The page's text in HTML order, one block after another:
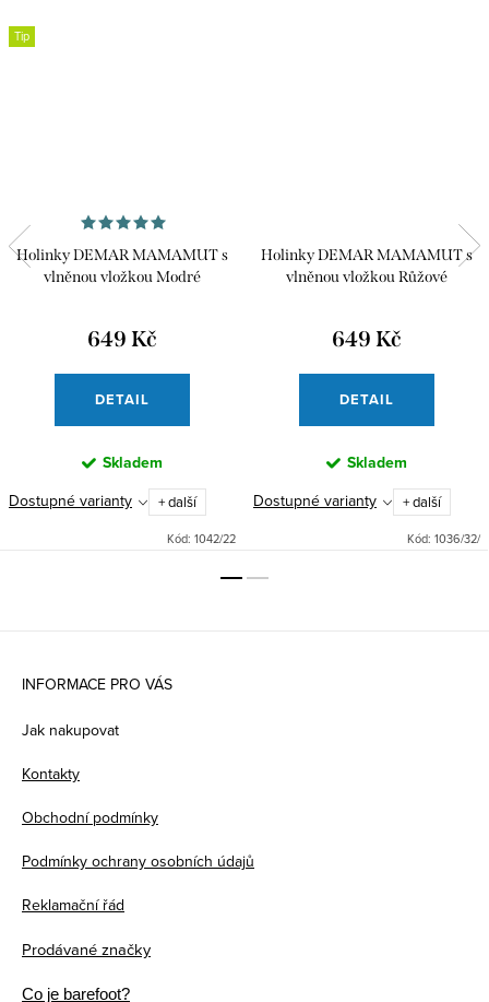
Tip
Holinky DEMAR MAMAMUT s
vlněnou vložkou Modré
649 Kč
DETAIL
Skladem
Dostupné varianty
+ další
Kód: 1042/22
Holinky DEMAR MAMAMUT s
vlněnou vložkou Růžové
649 Kč
DETAIL
Skladem
Dostupné varianty
+ další
Kód: 1036/32/
INFORMACE PRO VÁS
Jak nakupovat
Kontakty
Obchodní podmínky
Podmínky ochrany osobních údajů
Reklamační řád
Prodávané značky
Co je barefoot?